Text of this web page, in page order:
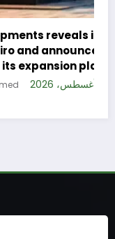
reveals its
and announces
expansion plan
5 أغسطس، 2026